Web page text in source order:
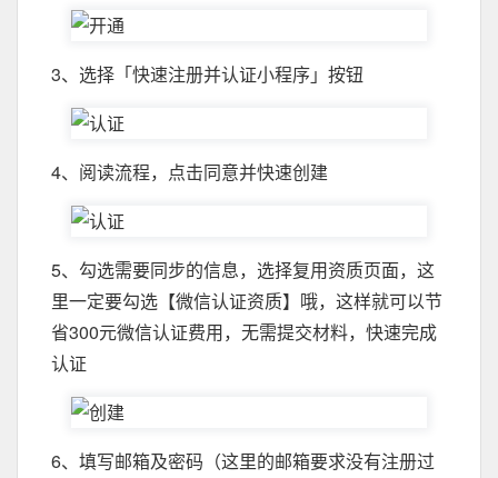
3、选择「快速注册并认证小程序」按钮
4、阅读流程，点击同意并快速创建
5、勾选需要同步的信息，选择复用资质页面，这
里一定要勾选【微信认证资质】哦，这样就可以节
省300元微信认证费用，无需提交材料，快速完成
认证
6、填写邮箱及密码（这里的邮箱要求没有注册过